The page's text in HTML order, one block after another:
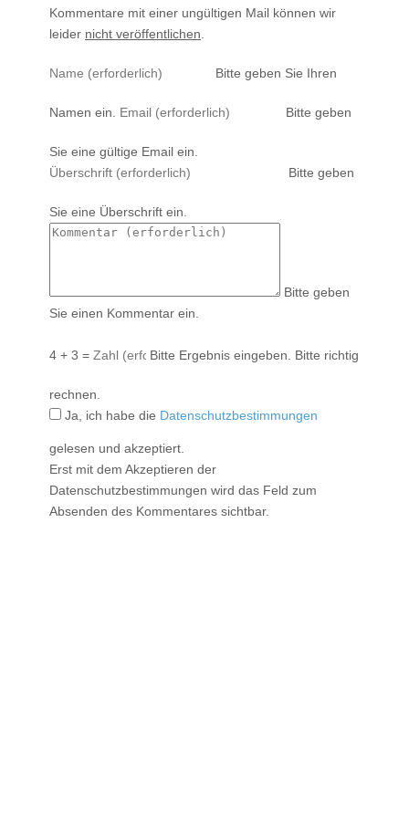
Kommentare mit einer ungültigen Mail können wir
leider nicht veröffentlichen
Bitte geben Sie Ihren
Namen ein. Bitte geben
Sie eine gültige Email ein.
Bitte geben
Sie eine Überschrift ein.
Bitte geben
Sie einen Kommentar ein.
4 + 3 = Bitte Ergebnis eingeben. Bitte richtig
rechnen.
Ja, ich habe die Datenschutzbestimmungen
gelesen und akzeptiert.
Erst mit dem Akzeptieren der
Datenschutzbestimmungen wird das Feld zum
Absenden des Kommentares sichtbar.